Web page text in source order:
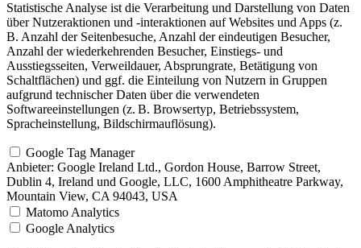
Statistische Analyse ist die Verarbeitung und Darstellung von Daten
über Nutzeraktionen und -interaktionen auf Websites und Apps (z.
B. Anzahl der Seitenbesuche, Anzahl der eindeutigen Besucher,
Anzahl der wiederkehrenden Besucher, Einstiegs- und
Ausstiegsseiten, Verweildauer, Absprungrate, Betätigung von
Schaltflächen) und ggf. die Einteilung von Nutzern in Gruppen
aufgrund technischer Daten über die verwendeten
Softwareeinstellungen (z. B. Browsertyp, Betriebssystem,
Spracheinstellung, Bildschirmauflösung).
Google Tag Manager
Anbieter: Google Ireland Ltd., Gordon House, Barrow Street,
Dublin 4, Ireland und Google, LLC, 1600 Amphitheatre Parkway,
Mountain View, CA 94043, USA
Matomo Analytics
Google Analytics